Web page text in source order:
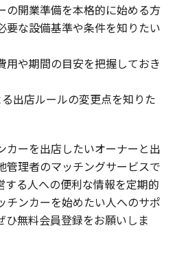
の開業準備を本格的に始める方
要な設備基準や条件を知りたい
用や期間の目安を把握しておき
出店ルールの変更点を知りた
カーを出店したいオーナーと出
管理者のマッチングサービスで
する人への便利な情報を定期的
チンカーを始めたい人へのサポ
ひ無料会員登録をお願いしま